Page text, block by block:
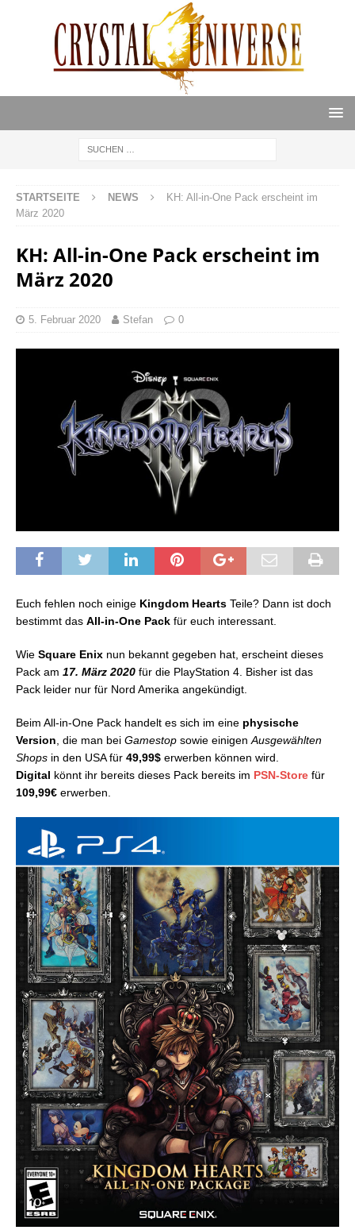
STARTSEITE NEWS
KH: All-in-One Pack erscheint im
März 2020
KH: All-in-One Pack erscheint im
März 2020
5. Februar 2020 Stefan 0
Euch fehlen noch einige Kingdom Hearts Teile? Dann ist doch
bestimmt das All-in-One Pack für euch interessant.
Wie Square Enix nun bekannt gegeben hat, erscheint dieses
Pack am 17. März 2020 für die PlayStation 4. Bisher ist das
Pack leider nur für Nord Amerika angekündigt.
Beim All-in-One Pack handelt es sich im eine physische
Version , die man bei Gamestop sowie einigen Ausgewählten
Shops in den USA für 49,99$ erwerben können wird.
Digital könnt ihr bereits dieses Pack bereits im PSN-Store für
109,99€ erwerben.